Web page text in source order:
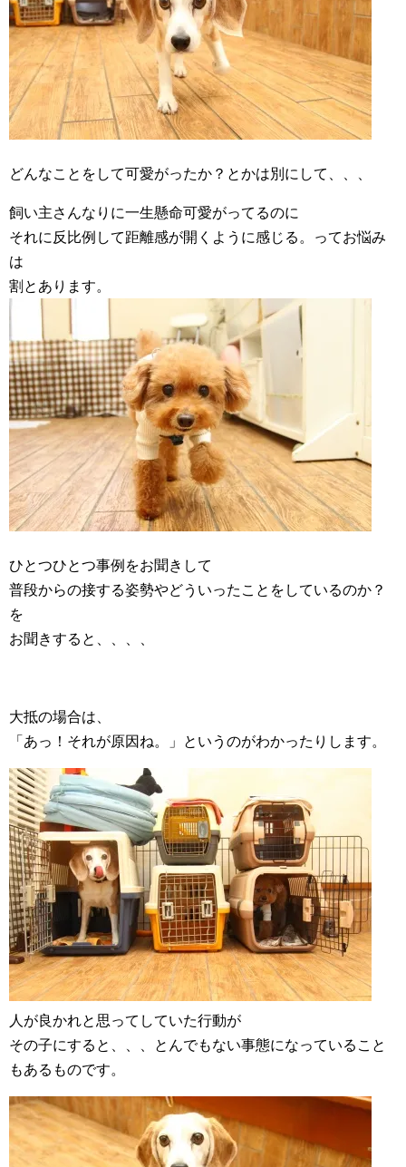
どんなことをして可愛がったか？とかは別にして、、、
飼い主さんなりに一生懸命可愛がってるのに
それに反比例して距離感が開くように感じる。ってお悩み
は
割とあります。
ひとつひとつ事例をお聞きして
普段からの接する姿勢やどういったことをしているのか？
を
お聞きすると、、、、
大抵の場合は、
「あっ！それが原因ね。」というのがわかったりします。
人が良かれと思ってしていた行動が
その子にすると、、、とんでもない事態になっていること
もあるものです。